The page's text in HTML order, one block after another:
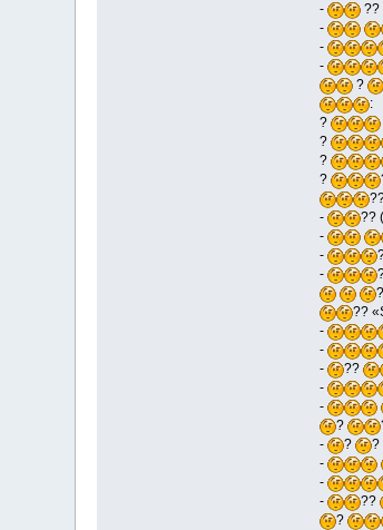
-
??
-
-
-
?
:
?
?
?
?
-
?? (
-
-
-
??
-
-
-
??
-
-
?
-
? ?
-
-
-
??
?